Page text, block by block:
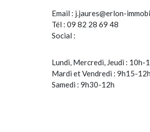
Email : j.jaures@erlon-
Tél : 09 82 28 69 48
Social :
Lundi, Mercredi, Jeudi :
Mardi et Vendredi : 9h15-
Samedi : 9h30-12h